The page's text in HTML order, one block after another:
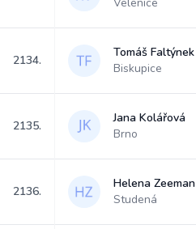
2134.
Tomáš Faltýnek
Biskupice
2135.
Jana Kolářová
Brno
2136.
Helena Zeeman
Studená